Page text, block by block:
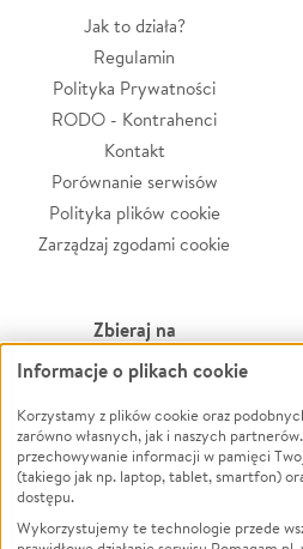
Jak to działa?
Regulamin
Polityka Prywatności
RODO - Kontrahenci
Kontakt
Porównanie serwisów
Polityka plików cookie
Zarządzaj zgodami cookie
Zbieraj na
Leczenie
Zwierzęta
Pożar
Ukraina
Pomoc Finansowa
Informacje o plikach cookie
Korzystamy z plików cookie oraz
zarówno własnych, jak i naszych
przechowywanie informacji w pamięci
(takiego jak np. laptop, tablet, smartfon)
dostępu.
Wykorzystujemy te technologie przede